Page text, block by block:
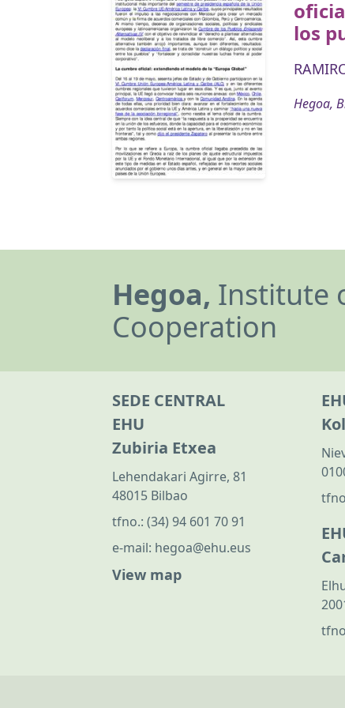
los
Hegoa,
Hegoa, Institute
Cooperation
SEDE CENTRAL
EHU
Zubiria Etxea
Lehendakari Agirre, 81
48015 Bilbao
tfno.: (34) 94 601 70 91
e-mail: hegoa@ehu.eus
View map